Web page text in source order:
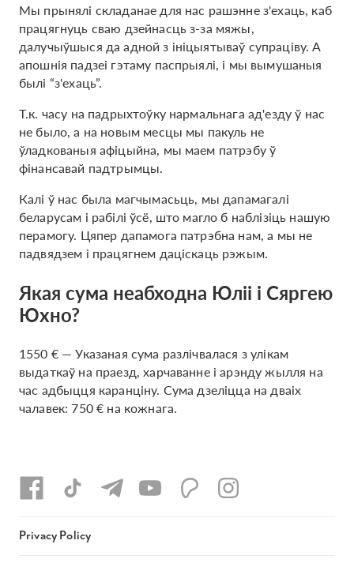
Мы прынялі складанае для нас рашэнне з'ехаць, каб
працягнуць сваю дзейнасць з-за мяжы,
далучыўшыся да адной з ініцыятываў супраціву. А
апошнія падзеі гэтаму паспрыялі, і мы вымушаныя
былі “з'ехаць”.
Т.к. часу на падрыхтоўку нармальнага ад'езду ў нас
не было, а на новым месцы мы пакуль не
ўладкованыя афіцыйна, мы маем патрэбу ў
фінансавай падтрымцы.
Калі ў нас была магчымасьць, мы дапамагалі
беларусам і рабілі ўсё, што магло б наблізіць нашую
перамогу. Цяпер дапамога патрэбна нам, а мы не
падвядзем і працягнем даціскаць рэжым.
Якая сума неабходна Юліі і Сяргею
Юхно?
1550 € — Указаная сума разлічвалася з улікам
выдаткаў на праезд, харчаванне і арэнду жылля на
час адбыцця каранціну. Сума дзеліцца на дваіх
чалавек: 750 € на кожнага.
Privacy Policy